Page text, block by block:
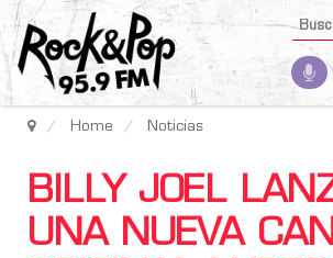
Home Noticias
BILLY JOEL
UNA NUEVA